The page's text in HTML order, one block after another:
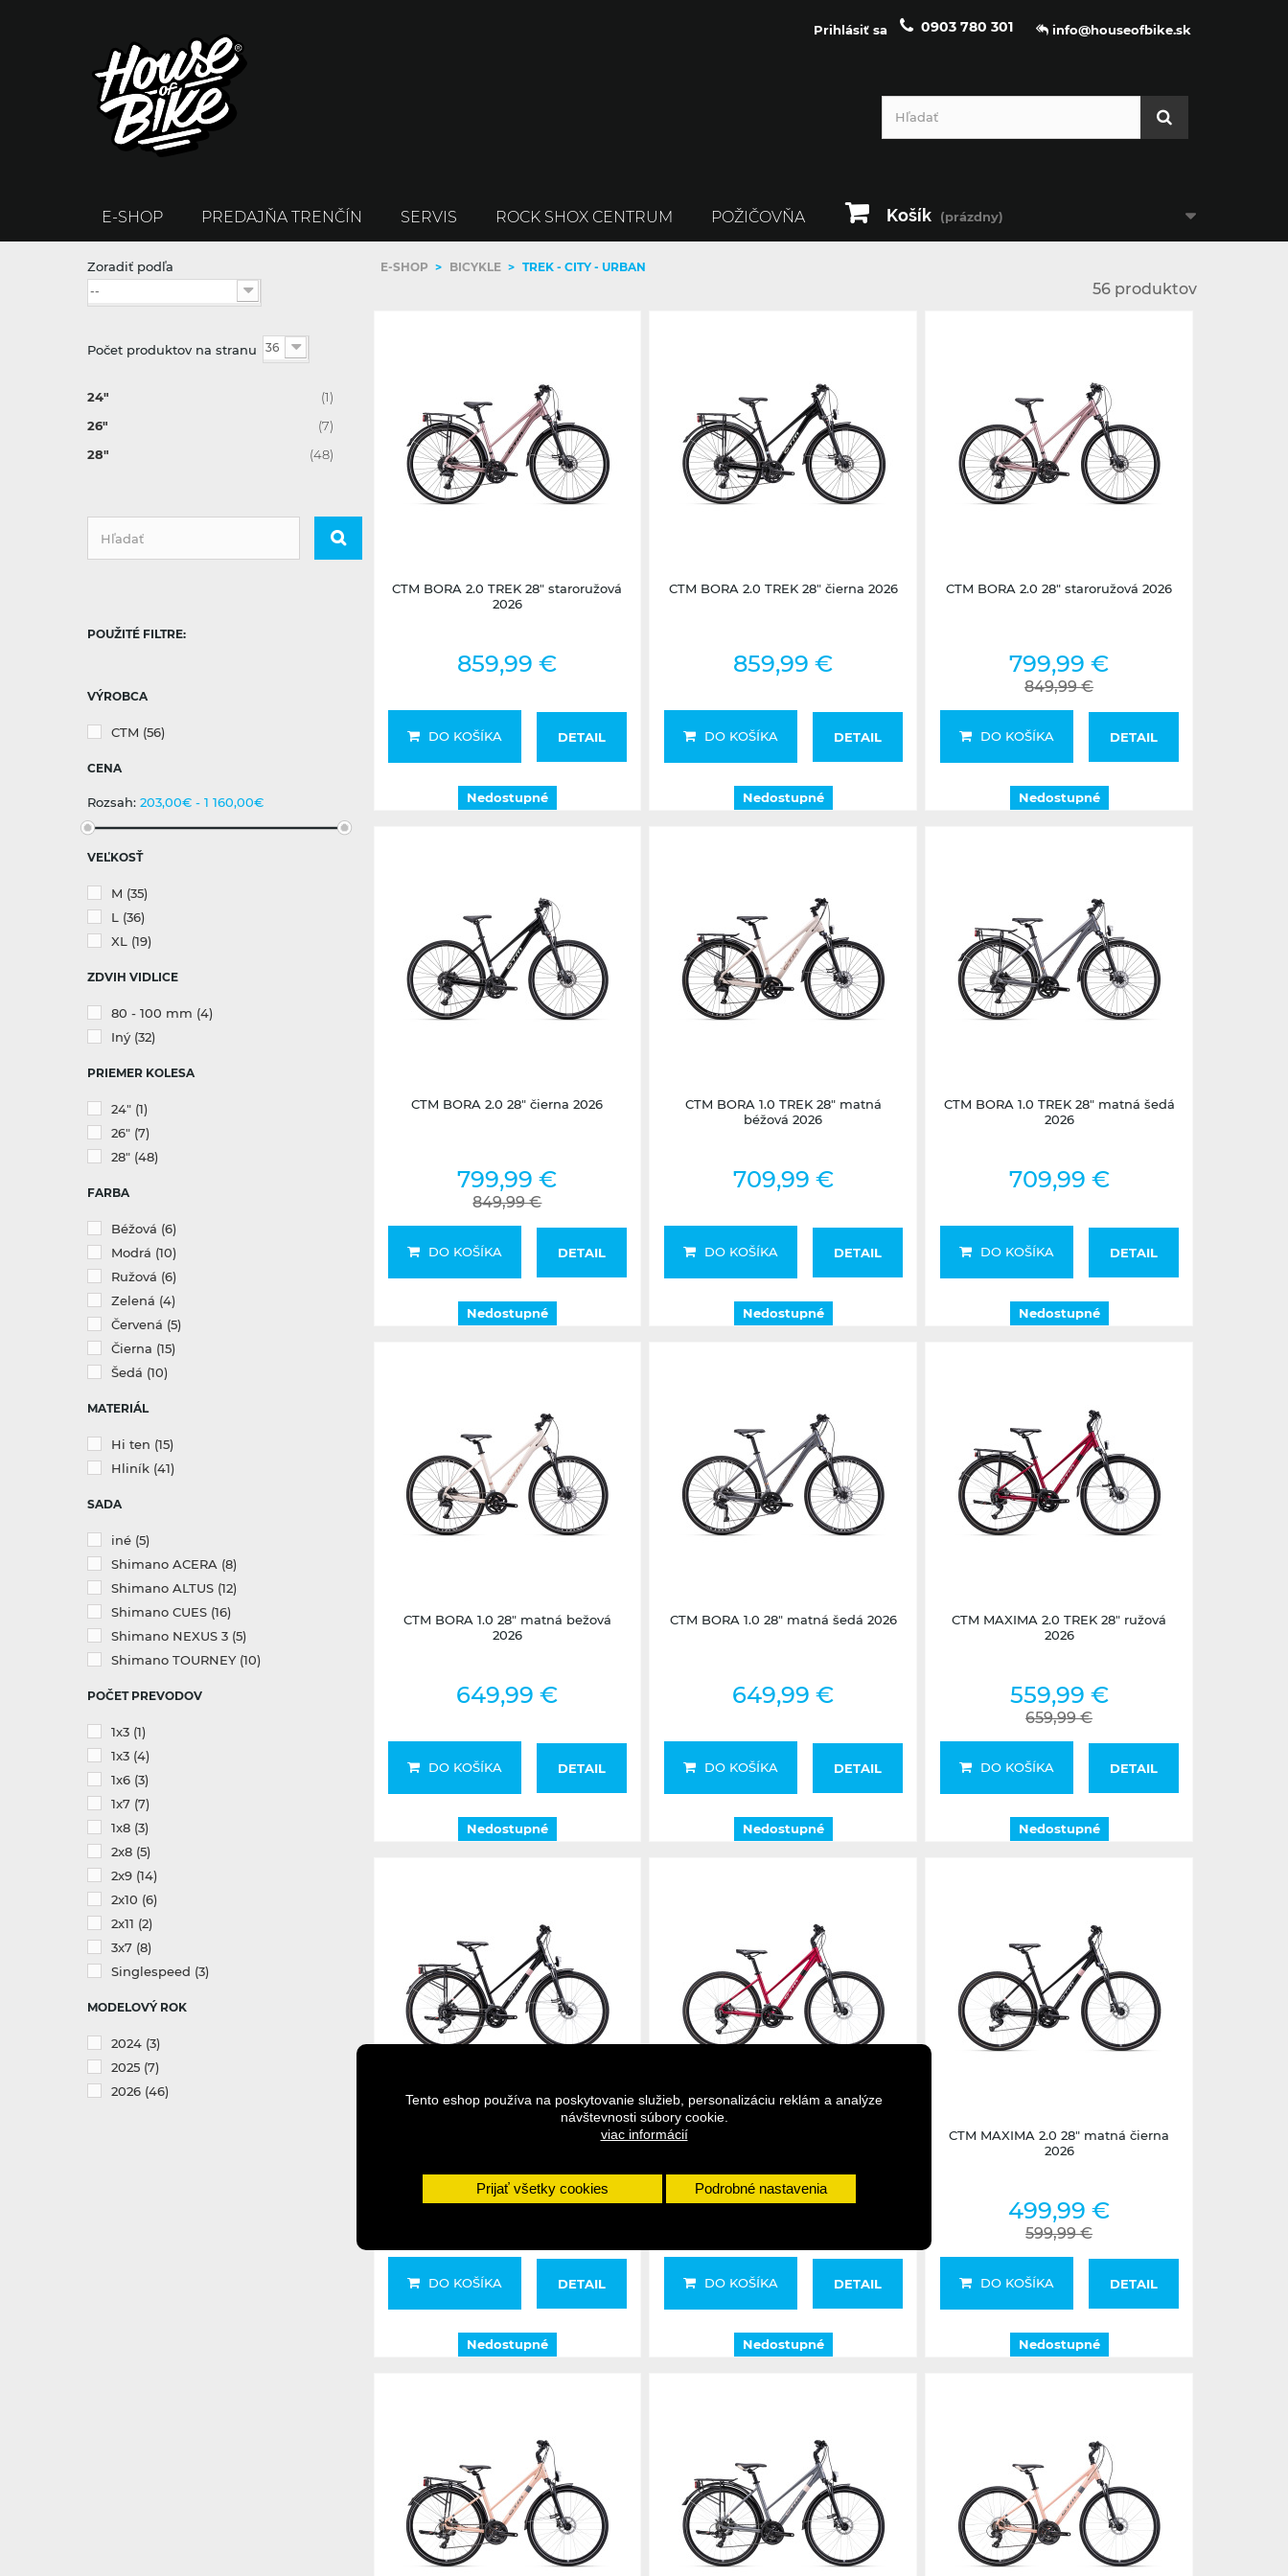
Tento eshop používa na poskytovanie služieb, personalizáciu reklám a analýze
návštevnosti súbory cookie.
viac informácií
Prijať všetky cookies Podrobné nastavenia
info@houseofbike.sk
0903 780 301
Prihlásiť sa
Košík (prázdny)
E-SHOP PREDAJŇA TRENČÍN SERVIS ROCK SHOX CENTRUM POŽIČOVŇA
Zoradiť podľa
--
Počet produktov na stranu 36
24"
(1)
26"
(7)
28"
(48)
POUŽITÉ FILTRE:
VÝROBCA
CTM (56)
CENA
Rozsah: 203,00€ - 1 160,00€
VEĽKOSŤ
M (35)
L (36)
XL (19)
ZDVIH VIDLICE
80 - 100 mm (4)
Iný (32)
PRIEMER KOLESA
24" (1)
26" (7)
28" (48)
FARBA
Béžová (6)
Modrá (10)
Ružová (6)
Zelená (4)
Červená (5)
Čierna (15)
Šedá (10)
MATERIÁL
Hi ten (15)
Hliník (41)
SADA
iné (5)
Shimano ACERA (8)
Shimano ALTUS (12)
Shimano CUES (16)
Shimano NEXUS 3 (5)
Shimano TOURNEY(10)
POČET PREVODOV
1x3 (1)
1x3 (4)
1x6 (3)
1x7 (7)
1x8 (3)
2x8 (5)
2x9 (14)
2x10 (6)
2x11 (2)
3x7 (8)
Singlespeed (3)
MODELOVÝ ROK
2024 (3)
2025 (7)
2026 (46)
E-SHOP > BICYKLE > TREK - CITY - URBAN
56 produktov
CTM BORA 2.0 TREK 28" staroružová
2026
859,99 €
DO KOŠÍKA DETAIL
Nedostupné
CTM BORA 2.0 TREK 28" čierna 2026
859,99 €
DO KOŠÍKA DETAIL
Nedostupné
CTM BORA 2.0 28" staroružová 2026
799,99 €
849,99 €
DO KOŠÍKA DETAIL
Nedostupné
CTM BORA 2.0 28" čierna 2026
799,99 €
849,99 €
DO KOŠÍKA DETAIL
Nedostupné
CTM BORA 1.0 TREK 28" matná
béžová 2026
709,99 €
DO KOŠÍKA DETAIL
Nedostupné
CTM BORA 1.0 TREK 28" matná šedá
2026
709,99 €
DO KOŠÍKA DETAIL
Nedostupné
CTM BORA 1.0 28" matná bežová
2026
649,99 €
DO KOŠÍKA DETAIL
Nedostupné
CTM BORA 1.0 28" matná šedá 2026
649,99 €
DO KOŠÍKA DETAIL
Nedostupné
CTM MAXIMA 2.0 TREK 28" ružová
2026
559,99 €
659,99 €
DO KOŠÍKA DETAIL
Nedostupné
CTM MAXIMA 2.0 TREK 28" matná
559,99 €
DO KOŠÍKA DETAIL
Nedostupné
CTM MAXIMA 2.0 28" ružová 2026
499,99 €
DO KOŠÍKA DETAIL
Nedostupné
CTM MAXIMA 2.0 28" matná čierna
2026
499,99 €
599,99 €
DO KOŠÍKA DETAIL
Nedostupné